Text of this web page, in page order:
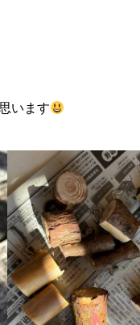
います